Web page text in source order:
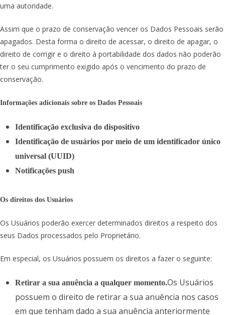
uma autoridade.
Assim que o prazo de conservação vencer os Dados Pessoais serão
apagados. Desta forma o direito de acessar, o direito de apagar, o
direito de corrigir e o direito à portabilidade dos dados não poderão
ter o seu cumprimento exigido após o vencimento do prazo de
conservação.
Informações adicionais sobre os Dados Pessoais
Identificação exclusiva do dispositivo
Identificação de usuários por meio de um identificador único
universal (UUID)
Notificações push
Os direitos dos Usuários
Os Usuários poderão exercer determinados direitos a respeito dos
seus Dados processados pelo Proprietário.
Em especial, os Usuários possuem os direitos a fazer o seguinte:
Retirar a sua anuência a qualquer momento.Os Usuários
possuem o direito de retirar a sua anuência nos casos
em que tenham dado a sua anuência anteriormente